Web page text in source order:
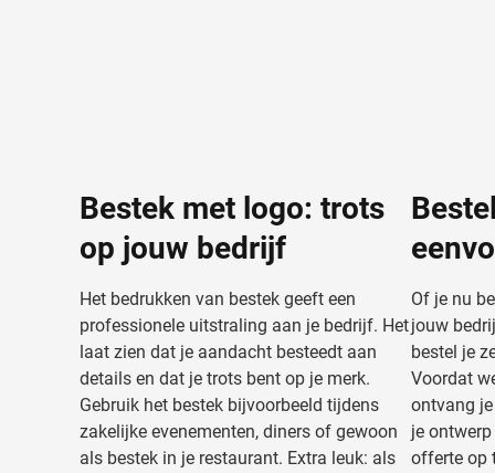
Bestek met logo: trots
op jouw bedrijf
Het bedrukken van bestek geeft een
professionele uitstraling aan je bedrijf. Het
laat zien dat je aandacht besteedt aan
details en dat je trots bent op je merk.
Gebruik het bestek bijvoorbeeld tijdens
zakelijke evenementen, diners of gewoon
als bestek in je restaurant. Extra leuk: als
Of je nu
jouw
bestel je
Voordat
ontvang
je
offerte op